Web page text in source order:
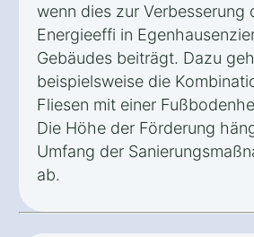
wenn dies zur Verbesserung
Energieeffi in
Gebäudes beiträgt. Dazu
beispielsweise die
Fliesen mit einer
Die Höhe der Förderung
Umfang der
ab.